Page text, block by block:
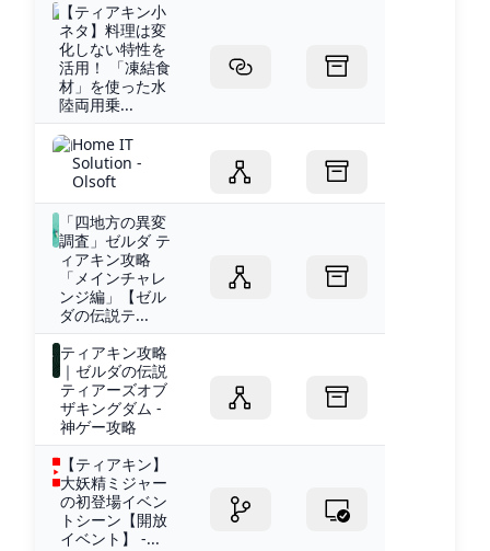
【ティアキン小
ネタ】料理は変
化しない特性を
活用！ 「凍結食
材」を使った水
陸両用乗...
Home IT
Solution -
Olsoft
「四地方の異変
調査」ゼルダ テ
ィアキン攻略
「メインチャレ
ンジ編」【ゼル
ダの伝説テ...
ティアキン攻略
｜ゼルダの伝説
ティアーズオブ
ザキングダム -
神ゲー攻略
【ティアキン】
大妖精ミジャー
の初登場イベン
トシーン【開放
イベント】 -...